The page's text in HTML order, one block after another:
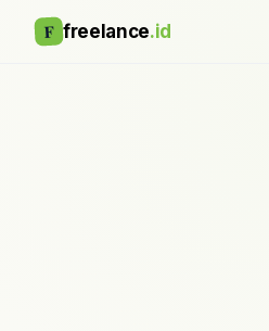
F freelance.id